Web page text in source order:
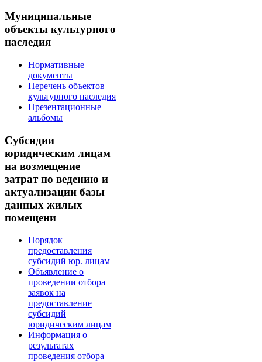
Муниципальные
объекты культурного
наследия
Нормативные
документы
Перечень объектов
культурного наследия
Презентационные
альбомы
Субсидии
юридическим лицам
на возмещение
затрат по ведению и
актуализации базы
данных жилых
помещени
Порядок
предоставления
субсидий юр. лицам
Объявление о
проведении отбора
заявок на
предоставление
субсидий
юридическим лицам
Информация о
результатах
проведения отбора